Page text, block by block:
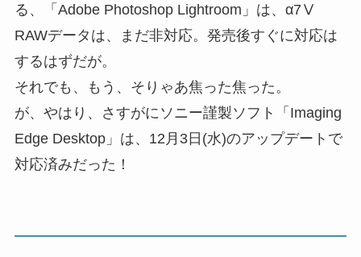
る、「Adobe Photoshop Lightroom」は、α7Ⅴ
RAWデータは、まだ非対応。発売後すぐに対応は
するはずだが。
それでも、もう、そりゃあ焦った焦った。
が、やはり、さすがにソニー謹製ソフト「Imaging
Edge Desktop」は、12月3日(水)のアップデートで
対応済みだった！